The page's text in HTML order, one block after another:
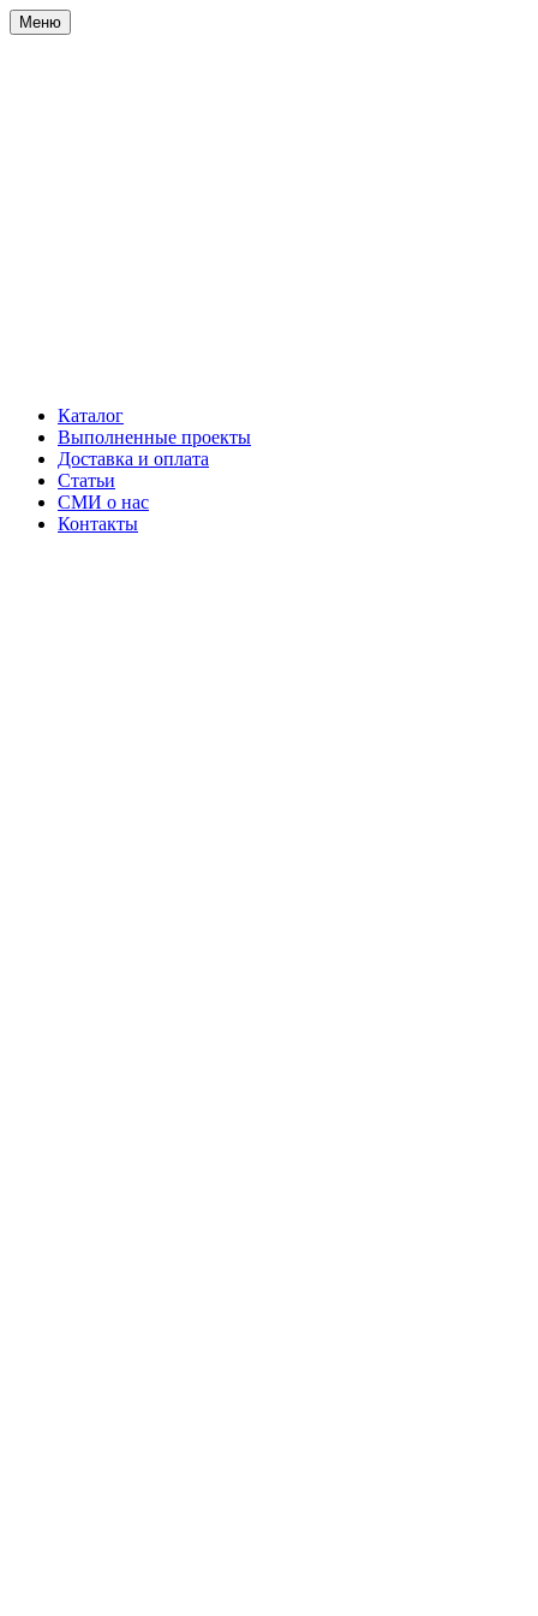
Меню
Каталог
Выполненные проекты
Доставка и оплата
Статьи
СМИ о нас
Контакты